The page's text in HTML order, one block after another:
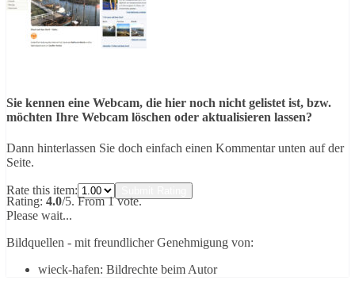
Sie kennen eine Webcam, die hier noch nicht gelistet ist, bzw.
möchten Ihre Webcam löschen oder aktualisieren lassen?
Dann hinterlassen Sie doch einfach einen Kommentar unten auf der
Seite.
Rate this item:
Rating: 4.0/5. From 1 vote.
Please wait...
Bildquellen - mit freundlicher Genehmigung von:
wieck-hafen: Bildrechte beim Autor